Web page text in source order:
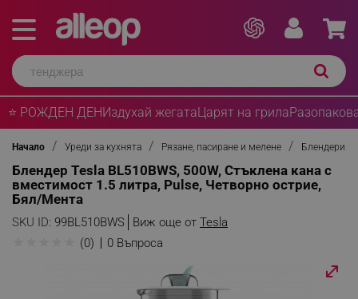
⭐ РОЖДЕН ДЕНИздухай жегатаЦарят на грила
Начало Уреди за кухнята Рязане, пасиране и мелене Блендери
Блендер Tesla BL510BWS, 500W, Стъклена кана с
вместимост 1.5 литра, Pulse, Четворно острие,
Бял/Мента
SKU ID: 99ВL510ВWЅ Виж още от Tesla
(0) 0 Въпроса